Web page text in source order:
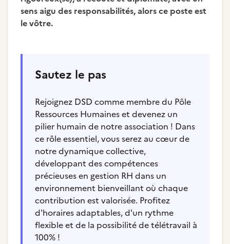
sens aigu des responsabilités, alors ce poste est
le vôtre.
Sautez le pas
Rejoignez DSD comme membre du Pôle
Ressources Humaines et devenez un
pilier humain de notre association ! Dans
ce rôle essentiel, vous serez au cœur de
notre dynamique collective,
développant des compétences
précieuses en gestion RH dans un
environnement bienveillant où chaque
contribution est valorisée. Profitez
d'horaires adaptables, d'un rythme
flexible et de la possibilité de télétravail à
100% !